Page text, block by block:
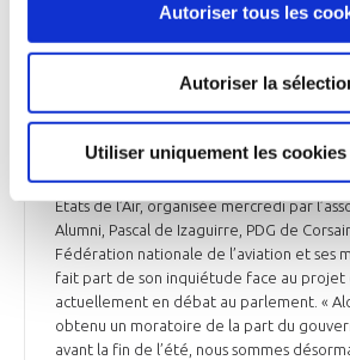
Autoriser tous les
Autoriser la
Utiliser uniquement les
AVIATION COMMERCIALE
Le transport aérien français
rehaussement de la TSBA (taxe
sur les billets d'avion)
À l’occasion d’une table ronde lors de la
États de l’Air, organisée mercredi par
Alumni, Pascal de Izaguirre, PDG de
Fédération nationale de l’aviation et ses
fait part de son inquiétude face au projet
actuellement en débat au parlement. «
obtenu un moratoire de la part du
avant la fin de l’été, nous sommes